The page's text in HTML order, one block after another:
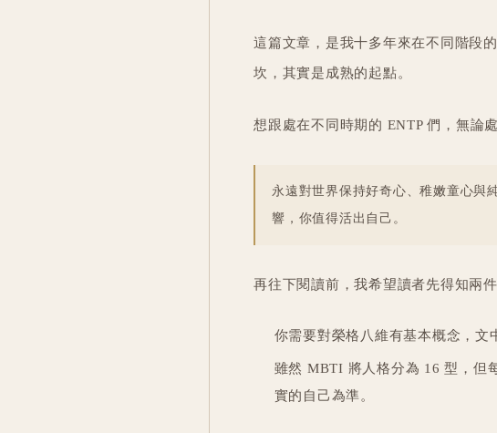
這篇文章，是我十多年來在不同階段
坎，其實是成熟的起點。
想跟處在不同時期的 ENTP 們，無論
永遠對世界保持好奇心、稚嫩童心與
響，你值得活出自己。
再往下閱讀前，我希望讀者先得知兩
你需要對榮格八維有基本概念，文
雖然 MBTI 將人格分為 16 型，但
實的自己為準。